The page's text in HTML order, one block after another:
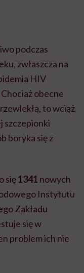
podczas
zwłaszcza na
HIV
Chociaż obecne
to wciąż
szczepionki
boryka się z
się1341 nowych
Instytutu
Zakładu
się w
problem ich nie